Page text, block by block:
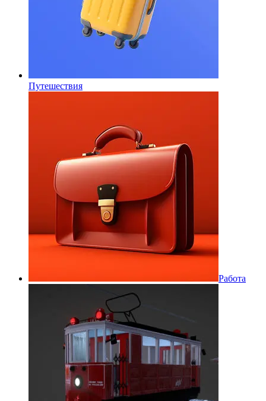
Путешествия
Работа